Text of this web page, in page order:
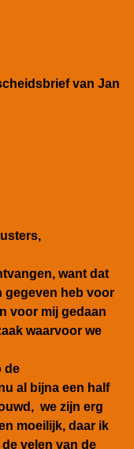
van Jan
want dat
gegeven heb voor
voor mij gedaan
waarvoor we
de
al bijna een half
we zijn erg
moeilijk, daar ik
velen van de